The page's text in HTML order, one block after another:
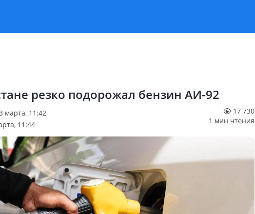
резко подорожал бензин АИ-92
марта, 11:42
11:44
17 730
1 мин чтения